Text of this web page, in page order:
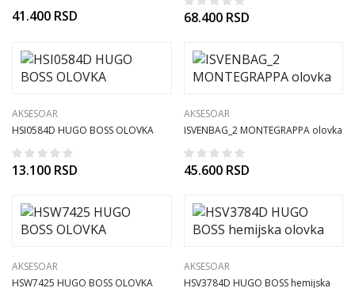
41.400 RSD 68.400 RSD
AKSESOAR
HSI0584D HUGO BOSS OLOVKA
13.100 RSD
AKSESOAR
ISVENBAG_2 MONTEGRAPPA olovka
45.600 RSD
AKSESOAR
HSW7425 HUGO BOSS OLOVKA
AKSESOAR
HSV3784D HUGO BOSS hemijska